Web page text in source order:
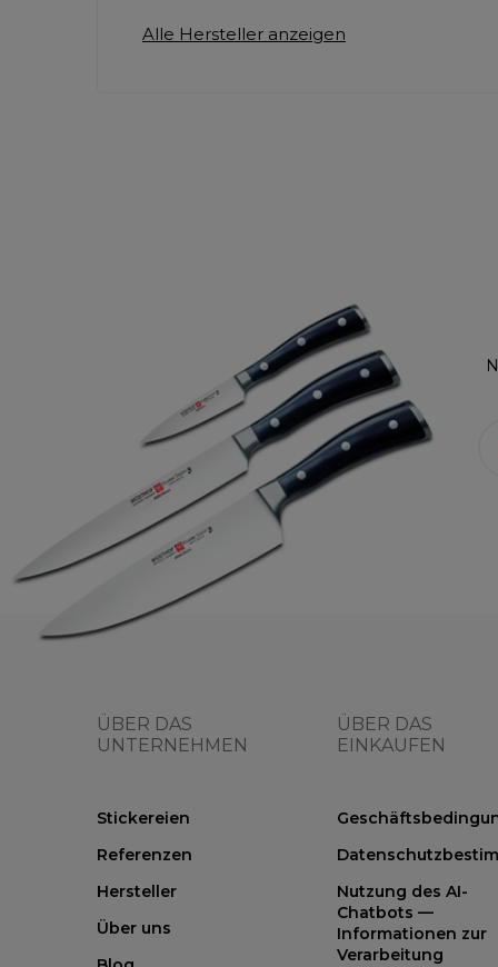
Alle Hersteller anzeigen
ÜBER DAS
UNTERNEHMEN
Stickereien
Referenzen
Hersteller
Über uns
ÜBER DAS
EINKAUFEN
Nutzung des AI-
Chatbots —
Informationen zur
Verarbeitung